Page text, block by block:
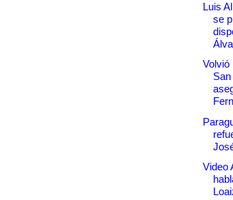
Luis
se
Volvió
Video